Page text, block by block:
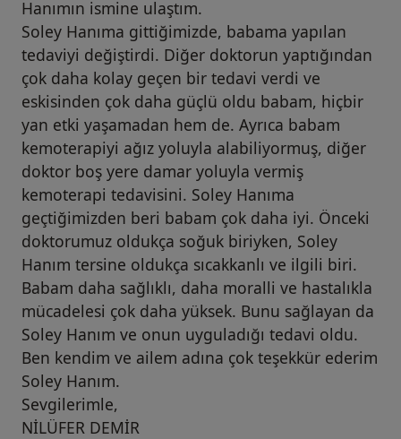
Hanımın ismine ulaştım.
Soley Hanıma gittiğimizde, babama yapılan
tedaviyi değiştirdi. Diğer doktorun yaptığından
çok daha kolay geçen bir tedavi verdi ve
eskisinden çok daha güçlü oldu babam, hiçbir
yan etki yaşamadan hem de. Ayrıca babam
kemoterapiyi ağız yoluyla alabiliyormuş, diğer
doktor boş yere damar yoluyla vermiş
kemoterapi tedavisini. Soley Hanıma
geçtiğimizden beri babam çok daha iyi. Önceki
doktorumuz oldukça soğuk biriyken, Soley
Hanım tersine oldukça sıcakkanlı ve ilgili biri.
Babam daha sağlıklı, daha moralli ve hastalıkla
mücadelesi çok daha yüksek. Bunu sağlayan da
Soley Hanım ve onun uyguladığı tedavi oldu.
Ben kendim ve ailem adına çok teşekkür ederim
Soley Hanım.
Sevgilerimle,
NİLÜFER DEMİR